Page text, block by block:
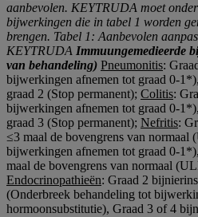
aanbevolen. KEYTRUDA moet
bijwerkingen die in tabel 1 worden
brengen. Tabel 1: Aanbevolen
KEYTRUDA Immuungemedieerde
van behandeling) Pneumonitis:
bijwerkingen afnemen tot graad 0-
graad 2 (Stop permanent); Colitis:
bijwerkingen afnemen tot graad 0-
graad 3 (Stop permanent); Nefritis:
≤3 maal de bovengrens van
bijwerkingen afnemen tot graad 0-
maal de bovengrens van normaal
Endocrinopathieën: Graad 2
(Onderbreek behandeling tot
hormoonsubstitutie), Graad 3 of 4